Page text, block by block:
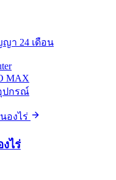
า 24 เดือน
MAX
ปกรณ์
องไร่
ไร่